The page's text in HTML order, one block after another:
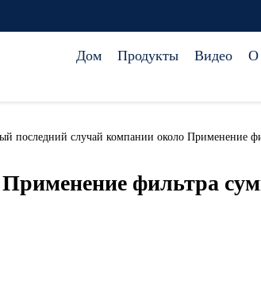
Дом Продукты Видео О
последний случай компании около Применение
Применение фильтра